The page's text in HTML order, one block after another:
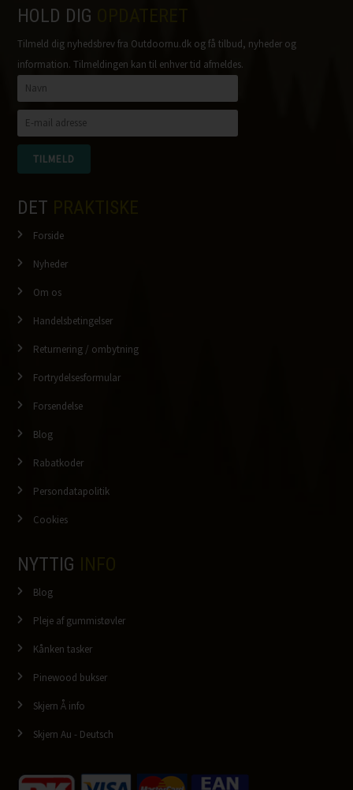
HOLD DIG
Tilmeld dig nyhedsbrev fra Outdoornu.dk og få tilbud, nyheder og
information. Tilmeldingen kan til enhver tid afmeldes.
DET
Forside
Nyheder
Om os
Handelsbetingelser
Returnering / ombytning
Fortrydelsesformular
Forsendelse
Blog
Rabatkoder
Persondatapolitik
Cookies
NYTTIG
Blog
Pleje af gummistøvler
Kånken tasker
Pinewood bukser
Skjern Å info
Skjern Au - Deutsch